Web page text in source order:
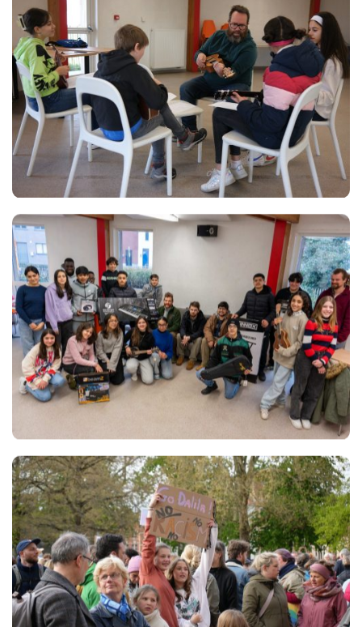
Views
Views
Views